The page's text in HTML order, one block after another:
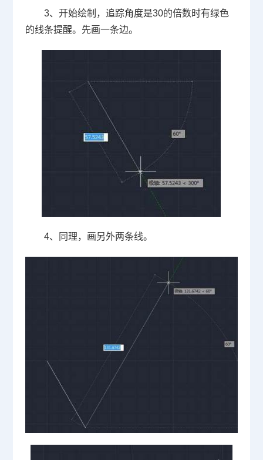
3、开始绘制，追踪角度是30的倍数时有绿色
的线条提醒。先画一条边。
4、同理，画另外两条线。